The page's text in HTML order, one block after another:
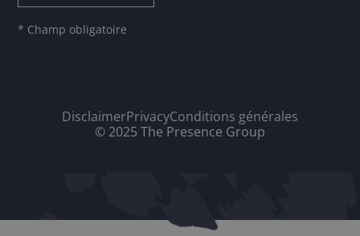
* Champ obligatoire
DisclaimerPrivacyConditions générales
© 2025 The Presence Group